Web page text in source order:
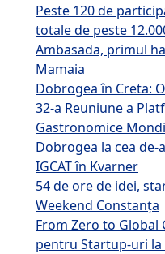
Peste 120 de
totale de peste
Ambasada, primul
Mamaia
Dobrogea în Creta:
32-a Reuniune a
Gastronomice
Dobrogea la cea de-
IGCAT în Kvarner
54 de ore de idei,
Weekend Constanța
From Zero to Global
pentru Startup-uri la